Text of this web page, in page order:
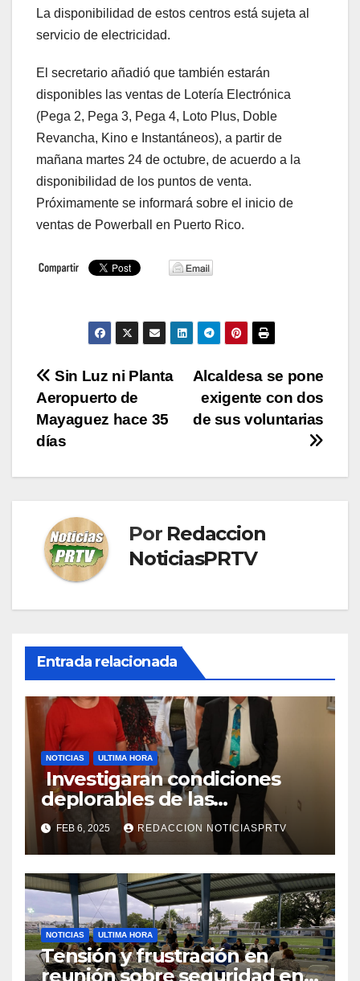
La disponibilidad de estos centros está sujeta al
servicio de electricidad.
El secretario añadió que también estarán
disponibles las ventas de Lotería Electrónica
(Pega 2, Pega 3, Pega 4, Loto Plus, Doble
Revancha, Kino e Instantáneos), a partir de
mañana martes 24 de octubre, de acuerdo a la
disponibilidad de los puntos de venta.
Próximamente se informará sobre el inicio de
ventas de Powerball en Puerto Rico.
Navegación
de
entradas
Alcaldesa se pone
exigente con dos
de sus voluntarias
Sin Luz ni Planta
Aeropuerto de
Mayaguez hace 35
días
Por Redaccion
NoticiasPRTV
Entrada relacionada
NOTICIAS ULTIMA HORA
Investigaran condiciones
deplorables de las
facilidades el Departamento
de la Salud en Mayagüez
FEB 6, 2025 REDACCION NOTICIASPRTV
NOTICIAS ULTIMA HORA
Tensión y frustración en
reunión sobre seguridad en